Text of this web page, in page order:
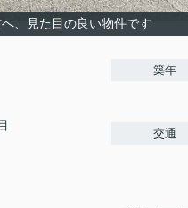
、見た目の良い物件です
築年
交通